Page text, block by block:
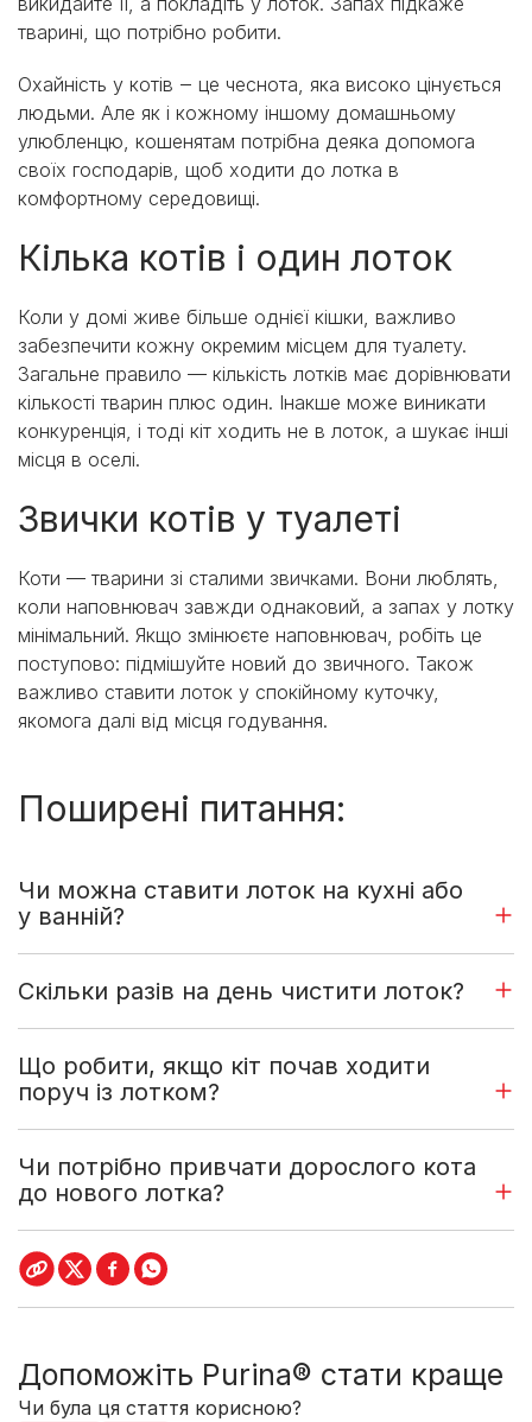
тварині, що потрібно робити.
Охайність у котів ‒ це чеснота, яка високо цінується
людьми. Але як і кожному іншому домашньому
улюбленцю, кошенятам потрібна деяка допомога
своїх господарів, щоб ходити до лотка в
комфортному середовищі.
Кілька котів і один лоток
Коли у домі живе більше однієї кішки, важливо
забезпечити кожну окремим місцем для туалету.
Загальне правило — кількість лотків має дорівнювати
кількості тварин плюс один. Інакше може виникати
конкуренція, і тоді кіт ходить не в лоток, а шукає інші
місця в оселі.
Звички котів у туалеті
Коти — тварини зі сталими звичками. Вони люблять,
коли наповнювач завжди однаковий, а запах у лотку
мінімальний. Якщо змінюєте наповнювач, робіть це
поступово: підмішуйте новий до звичного. Також
важливо ставити лоток у спокійному куточку,
якомога далі від місця годування.
Поширені питання:
Чи можна ставити лоток на кухні або
у ванній?
Скільки разів на день чистити лоток?
Що робити, якщо кіт почав ходити
поруч із лотком?
Чи потрібно привчати дорослого кота
до нового лотка?
Допоможіть Purina® стати краще
Чи була ця стаття корисною?